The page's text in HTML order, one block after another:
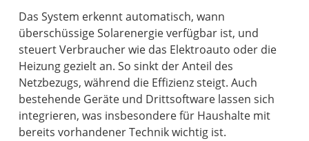
Das System erkennt automatisch, wann
überschüssige Solarenergie verfügbar ist, und
steuert Verbraucher wie das Elektroauto oder die
Heizung gezielt an. So sinkt der Anteil des
Netzbezugs, während die Effizienz steigt. Auch
bestehende Geräte und Drittsoftware lassen sich
integrieren, was insbesondere für Haushalte mit
bereits vorhandener Technik wichtig ist.